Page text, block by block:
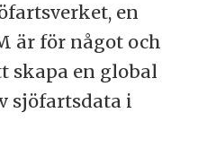
en
är för något och
skapa en global
sjöfartsdata i